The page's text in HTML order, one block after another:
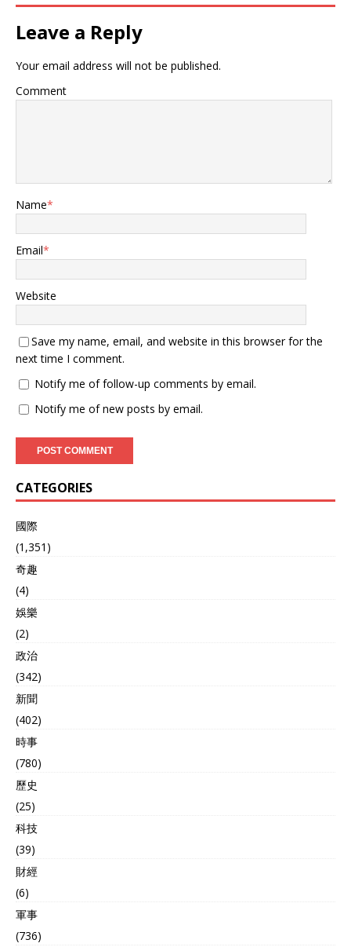
Leave a Reply
Your email address will not be published.
Comment
Name*
Email*
Website
Save my name, email, and website in this browser for the
next time I comment.
Notify me of follow-up comments by email.
Notify me of new posts by email.
CATEGORIES
國際
(1,351)
奇趣
(4)
娛樂
(2)
政治
(342)
新聞
(402)
時事
(780)
歷史
(25)
科技
(39)
財經
(6)
軍事
(736)